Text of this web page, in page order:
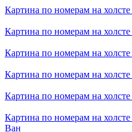
Картина по номерам на холсте
Картина по номерам на холсте
Картина по номерам на холсте
Картина по номерам на холсте
Картина по номерам на холсте
Картина по номерам на холсте
Ван